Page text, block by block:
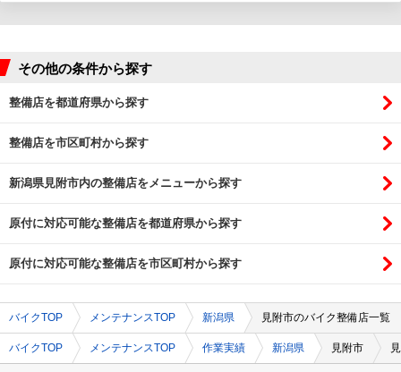
その他の条件から探す
整備店を都道府県から探す
整備店を市区町村から探す
新潟県見附市内の整備店をメニューから探す
原付に対応可能な整備店を都道府県から探す
原付に対応可能な整備店を市区町村から探す
バイクTOP メンテナンスTOP 新潟県 見附市のバイク整備店一覧
バイクTOP メンテナンスTOP 作業実績 新潟県 見附市